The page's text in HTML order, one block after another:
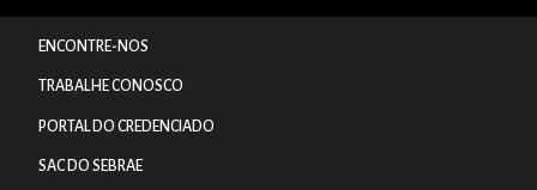
ENCONTRE-NOS
TRABALHE CONOSCO
PORTAL DO CREDENCIADO
SAC DO SEBRAE